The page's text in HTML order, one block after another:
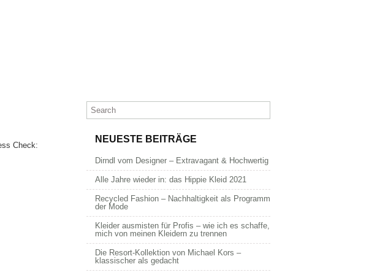
Check:
NEUESTE BEITRÄGE
Dirndl vom Designer – Extravagant & Hochwertig
Alle Jahre wieder in: das Hippie Kleid 2021
Recycled Fashion – Nachhaltigkeit als Programm
der Mode
Kleider ausmisten für Profis – wie ich es schaffe,
mich von meinen Kleidern zu trennen
Die Resort-Kollektion von Michael Kors –
klassischer als gedacht